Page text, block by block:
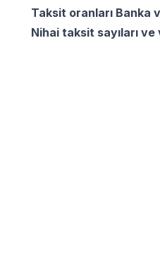
Taksit oranları Banka
Nihai taksit sayıları